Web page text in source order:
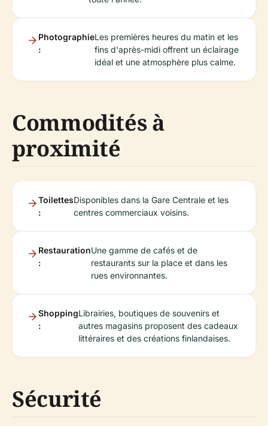
Photographie
:
Les premières heures du matin et les
fins d'après-midi offrent un éclairage
idéal et une atmosphère plus calme.
Commodités à
proximité
Toilettes
:
Disponibles dans la Gare Centrale et les
centres commerciaux voisins.
Restauration
:
Une gamme de cafés et de
restaurants sur la place et dans les
rues environnantes.
Shopping
:
Librairies, boutiques de souvenirs et
autres magasins proposent des cadeaux
littéraires et des créations finlandaises.
Sécurité